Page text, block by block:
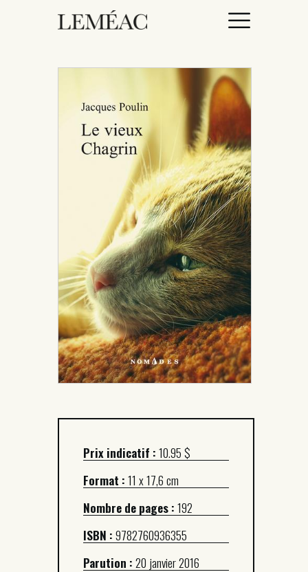
ACCUEIL
CATALOGUE
AUTEURICES
DROITS / RIGHTS
À PROPOS
Prix indicatif :10.95 $
Format :11 x 17,6 cm
Nombre de pages :192
ISBN :9782760936355
Parution :20 janvier 2016